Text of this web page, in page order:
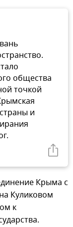
общества
точкой
и
Крыма с
Куликовом
к